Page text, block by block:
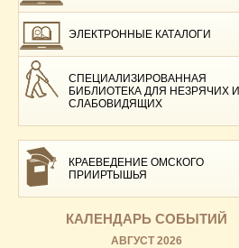
ЭЛЕКТРОННЫЕ КАТАЛОГИ
СПЕЦИАЛИЗИРОВАННАЯ
БИБЛИОТЕКА ДЛЯ НЕЗРЯЧИХ И
СЛАБОВИДЯЩИХ
КРАЕВЕДЕНИЕ ОМСКОГО
ПРИИРТЫШЬЯ
КАЛЕНДАРЬ СОБЫТИЙ
АВГУСТ 2026